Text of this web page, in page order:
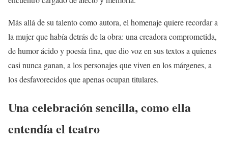
Más allá de su talento como autora, el homenaje quiere recordar a
la mujer que había detrás de la obra: una creadora comprometida,
de humor ácido y poesía fina, que dio voz en sus textos a quienes
casi nunca ganan, a los personajes que viven en los márgenes, a
los desfavorecidos que apenas ocupan titulares.
Una celebración sencilla, como ella
entendía el teatro